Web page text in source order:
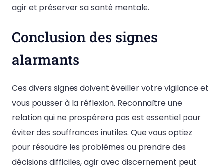
agir et préserver sa santé mentale.
Conclusion des signes
alarmants
Ces divers signes doivent éveiller votre vigilance et
vous pousser à la réflexion. Reconnaître une
relation qui ne prospérera pas est essentiel pour
éviter des souffrances inutiles. Que vous optiez
pour résoudre les problèmes ou prendre des
décisions difficiles, agir avec discernement peut